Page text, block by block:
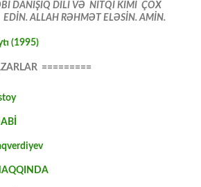
DANIŞIQ DİLİ VƏ NİTQİ KİMİ ÇOX
ALLAH RƏHMƏT ELƏSİN. AMİN.
(1995)
=========